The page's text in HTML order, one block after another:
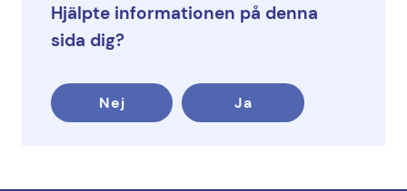
Hjälpte informationen på denna
sida dig?
Nej Ja